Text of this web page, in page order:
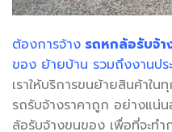
ต้องการจ้าง รถหกล้อรับจ้า
ของ ย้ายบ้าน รวมถึงงานปร
เราให้บริการขนย้ายสินค้าใ
รถรับจ้างราคาถูก อย่างแน่
ล้อรับจ้างขนของ เพื่อที่จะท